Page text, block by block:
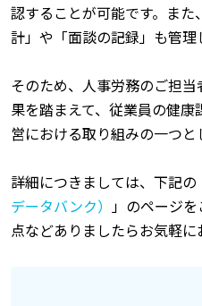
認することが可能です。ま
計」や「面談の記録」も管理
そのため、人事労務のご担
果を踏まえて、従業員の健
営における取り組みの一つと
詳細につきましては、下記の
データバンク） 」のページ
点などありましたらお気軽に